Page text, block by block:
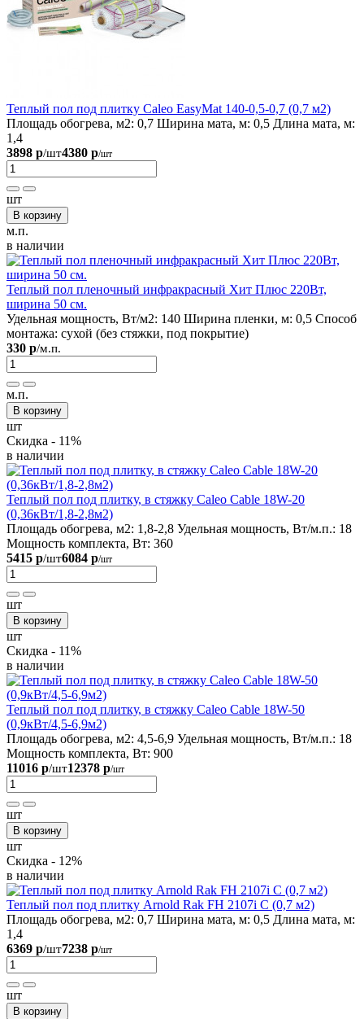
Теплый пол под плитку Caleo EasyMat 140-0,5-0,7 (0,7 м2)
Площадь обогрева, м2: 0,7 Ширина мата, м: 0,5 Длина мата, м:
1,4
3898 р/шт4380 р/шт
шт
В корзину
м.п.
в наличии
Теплый пол пленочный инфракрасный Хит Плюс 220Вт,
ширина 50 см.
Удельная мощность, Вт/м2: 140 Ширина пленки, м: 0,5 Способ
монтажа: сухой (без стяжки, под покрытие)
330 р/м.п.
м.п.
В корзину
шт
Скидка - 11%
в наличии
Теплый пол под плитку, в стяжку Caleo Cable 18W-20
(0,36кВт/1,8-2,8м2)
Площадь обогрева, м2: 1,8-2,8 Удельная мощность, Вт/м.п.: 18
Мощность комплекта, Вт: 360
5415 р/шт6084 р/шт
шт
В корзину
шт
Скидка - 11%
в наличии
Теплый пол под плитку, в стяжку Caleo Cable 18W-50
(0,9кВт/4,5-6,9м2)
Площадь обогрева, м2: 4,5-6,9 Удельная мощность, Вт/м.п.: 18
Мощность комплекта, Вт: 900
11016 р/шт12378 р/шт
шт
В корзину
шт
Скидка - 12%
в наличии
Теплый пол под плитку Arnold Rak FH 2107i С (0,7 м2)
Площадь обогрева, м2: 0,7 Ширина мата, м: 0,5 Длина мата, м:
1,4
6369 р/шт7238 р/шт
шт
В корзину